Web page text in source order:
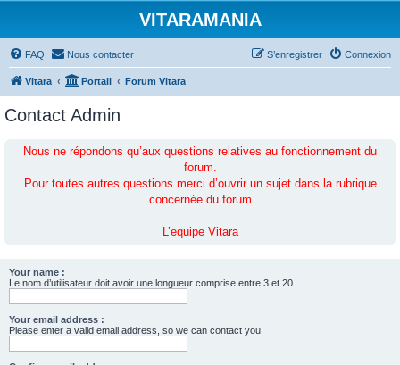
VITARAMANIA
FAQ Nous contacter Connexion
S’enregistrer
Vitara Portail Forum Vitara
Contact Admin
Nous ne répondons qu’aux questions relatives au fonctionnement du
forum.
Pour toutes autres questions merci d’ouvrir un sujet dans la rubrique
concernée du forum
L’equipe Vitara
Your name :
Le nom d’utilisateur doit avoir une longueur comprise entre 3 et 20.
Your email address :
Please enter a valid email address, so we can contact you.